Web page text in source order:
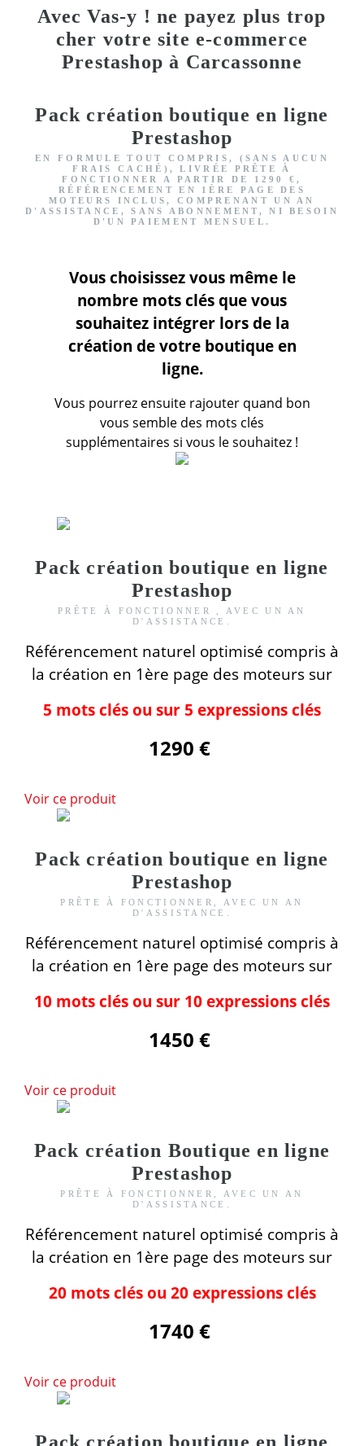
Avec Vas-y ! ne payez plus trop
cher votre site e-commerce
Prestashop à Carcassonne
Pack création boutique en ligne
Prestashop
EN FORMULE TOUT COMPRIS, (SANS AUCUN
FRAIS CACHÉ), LIVRÉE PRÊTE À
FONCTIONNER
A PARTIR DE 1290 €,
RÉFÉRENCEMENT EN 1ÈRE PAGE DES
MOTEURS INCLUS, COMPRENANT UN AN
D'ASSISTANCE, SANS ABONNEMENT, NI BESOIN
D'UN PAIEMENT MENSUEL.
Vous choisissez vous même le
nombre mots clés que vous
souhaitez intégrer lors de la
création de votre boutique en
ligne.
Vous pourrez ensuite rajouter quand bon
vous semble des mots clés
supplémentaires si vous le souhaitez !
Pack création boutique en ligne
Prestashop
PRÊTE À FONCTIONNER , AVEC UN AN
D'ASSISTANCE.
Référencement naturel optimisé compris à
la création en 1ère page des moteurs sur
5 mots clés ou sur 5 expressions clés
1290 €
Voir ce produit
Pack création boutique en ligne
Prestashop
PRÊTE À FONCTIONNER, AVEC UN AN
D'ASSISTANCE.
Référencement naturel optimisé compris à
la création en 1ère page des moteurs sur
10 mots clés ou sur 10 expressions clés
1450 €
Voir ce produit
Pack création Boutique en ligne
Prestashop
PRÊTE À FONCTIONNER, AVEC UN AN
D'ASSISTANCE.
Référencement naturel optimisé compris à
la création en 1ère page des moteurs sur
20 mots clés ou 20 expressions clés
1740 €
Voir ce produit